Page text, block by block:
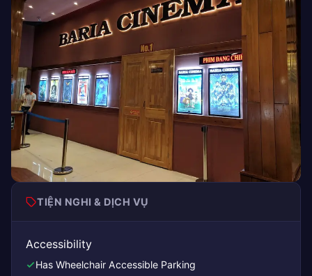
TIỆN NGHI & DỊCH VỤ
Accessibility
Has Wheelchair Accessible Parking